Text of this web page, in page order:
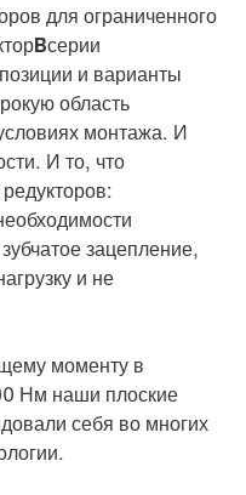
для ограниченного
серии
и варианты
область
монтажа. И
И то, что
зацепление,
и не
моменту в
Нм наши плоские
себя во многих